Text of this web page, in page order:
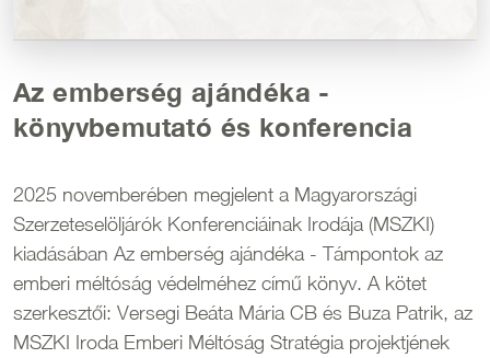
Az emberség ajándéka -
könyvbemutató és konferencia
2025 novemberében megjelent a Magyarországi
Szerzeteselöljárók Konferenciáinak Irodája (MSZKI)
kiadásában Az emberség ajándéka - Támpontok az
emberi méltóság védelméhez című könyv. A kötet
szerkesztői: Versegi Beáta Mária CB és Buza Patrik, az
MSZKI Iroda Emberi Méltóság Stratégia projektjének